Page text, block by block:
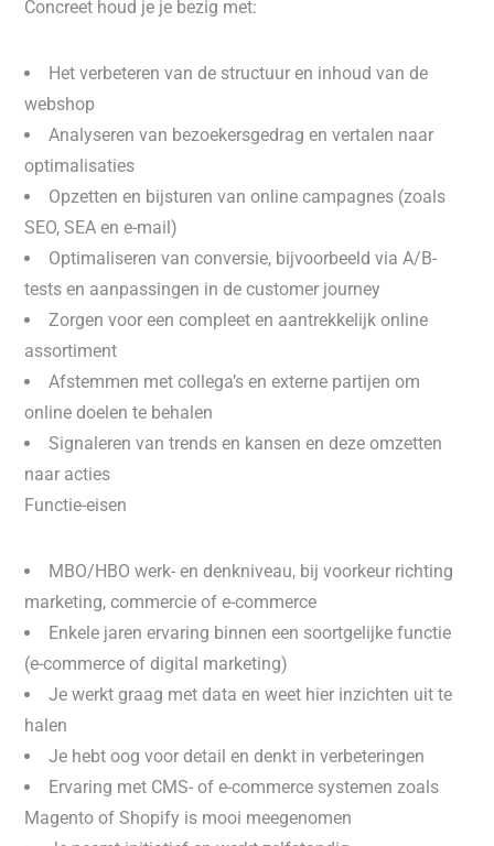
Concreet houd je je bezig met:
Het verbeteren van de structuur en inhoud van de
webshop
Analyseren van bezoekersgedrag en vertalen naar
optimalisaties
Opzetten en bijsturen van online campagnes (zoals
SEO, SEA en e-mail)
Optimaliseren van conversie, bijvoorbeeld via A/B-
tests en aanpassingen in de customer journey
Zorgen voor een compleet en aantrekkelijk online
assortiment
Afstemmen met collega’s en externe partijen om
online doelen te behalen
Signaleren van trends en kansen en deze omzetten
naar acties
Functie-eisen
MBO/HBO werk- en denkniveau, bij voorkeur richting
marketing, commercie of e-commerce
Enkele jaren ervaring binnen een soortgelijke functie
(e-commerce of digital marketing)
Je werkt graag met data en weet hier inzichten uit te
halen
Je hebt oog voor detail en denkt in verbeteringen
Ervaring met CMS- of e-commerce systemen zoals
Magento of Shopify is mooi meegenomen